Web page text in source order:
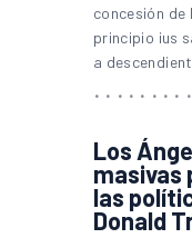
concesión
principio ius
a
Los
masivas
las
Donald